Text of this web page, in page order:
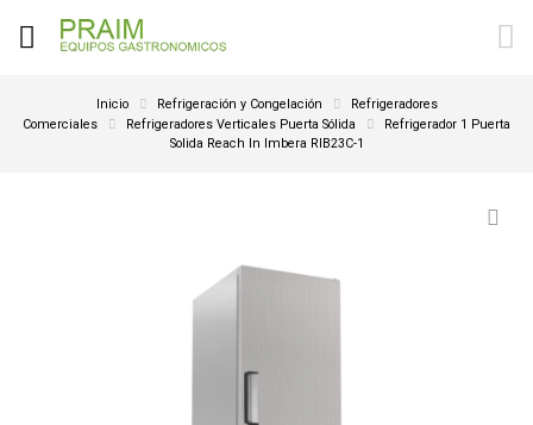
Inicio Refrigeración y Congelación
Refrigeradores
Comerciales
Refrigeradores Verticales Puerta Sólida
Refrigerador 1 Puerta
Solida Reach In Imbera RIB23C-1